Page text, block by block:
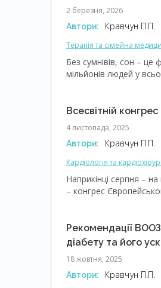
2 березня, 2026
Автори: Кравчун П.П.
Терапія та сімейна
Порушення сну
Без сумнівів, сон – це
мільйонів людей у
розвитку коморбідної
Всесвітній
4 листопада, 2025
Автори: Кравчун П.П.
Кардіологія та
Терапія та сімейна
Наприкінці серпня –
– конгрес
29 серпня фахівці
міокардиту і
ментального
оновленнями у вигляді
Рекомендації
діабету та його
18 жовтня, 2025
Автори: Кравчун П.П.